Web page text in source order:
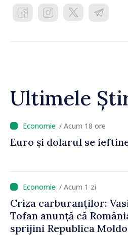
Ultimele
/ Acum 18 ore
Euro și dolarul se
/ Acum 1 zi
Criza carburanților:
Tofan anunță că
sprijini Republica